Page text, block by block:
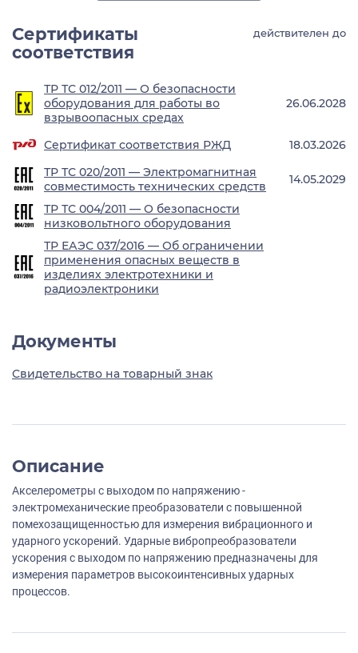
Сертификаты
соответствия
действителен до
ТР ТС 012/2011 — О безопасности
оборудования для работы во
взрывоопасных средах
26.06.2028
Сертификат соответствия РЖД
18.03.2026
ТР ТС 020/2011 — Электромагнитная
совместимость технических средств
14.05.2029
ТР ТС 004/2011 — О безопасности
низковольтного оборудования
ТР ЕАЭС 037/2016 — Об ограничении
применения опасных веществ в
изделиях электротехники и
радиоэлектроники
Документы
Свидетельство на товарный знак
Описание
Акселерометры с выходом по напряжению -
электромеханические преобразователи с повышенной
помехозащищенностью для измерения вибрационного и
ударного ускорений. Ударные вибропреобразователи
ускорения с выходом по напряжению предназначены для
измерения параметров высокоинтенсивных ударных
процессов.